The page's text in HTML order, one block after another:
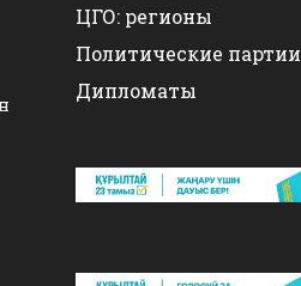
ЦГО: регионы
Политические партии
Дипломаты